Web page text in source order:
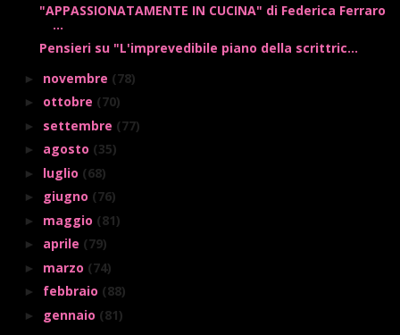
"APPASSIONATAMENTE IN CUCINA" di Federica Ferraro
...
Pensieri su "L'imprevedibile piano della scrittric...
► novembre (78)
► ottobre (70)
► settembre (77)
► agosto (35)
► luglio (68)
► giugno (76)
► maggio (81)
► aprile (79)
► marzo (74)
► febbraio (88)
► gennaio (81)